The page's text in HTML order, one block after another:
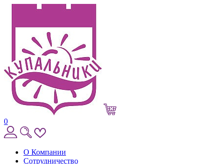
0
О Компании
Сотрудничество